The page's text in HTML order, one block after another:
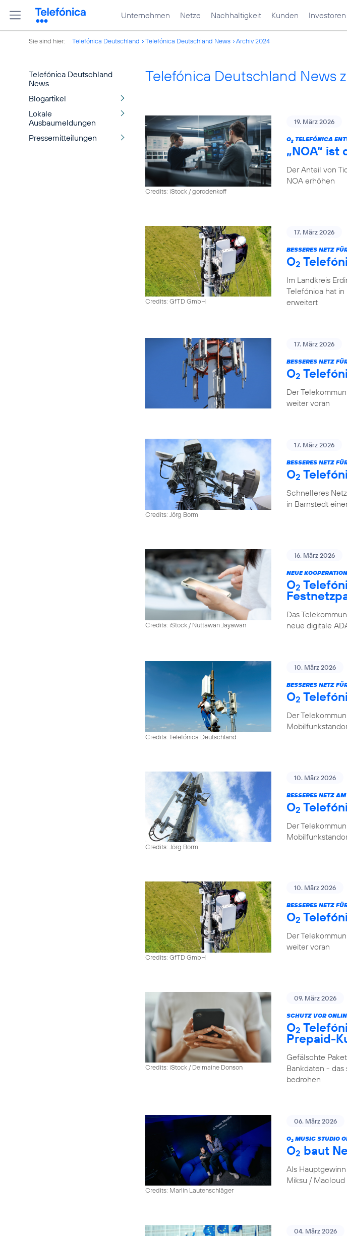
Unternehmen Netze Nachhaltigkeit Kunden Investoren
Sie sind hier: Telefónica Deutschland Telefónica Deutschland News Archiv 2024
Telefónica Deutschland
News
Blogartikel
Lokale
Ausbaumeldungen
Pressemitteilungen
Telefónica Deutschland News
Credits: iStock / gorodenkoff
19. März 2026
O2 TELEFÓNICA
„NOA“
Der Anteil von
NOA erhöhen
Credits: GfTD GmbH
17. März 2026
BESSERES NETZ
O2
Im Landkreis
Telefónica hat
erweitert
17. März 2026
BESSERES NETZ
O2
Der
weiter voran
Credits: Jörg Borm
17. März 2026
BESSERES NETZ
O2
Schnelleres
in Barnstedt
Credits: iStock / Nuttawan Jayawan
16. März 2026
NEUE KOOPERATION
O2
Das
neue digitale
Credits: Telefónica Deutschland
10. März 2026
BESSERES NETZ
O2
Der
Credits: Jörg Borm
10. März 2026
BESSERES NETZ
O2
Der
Credits: GfTD GmbH
10. März 2026
BESSERES NETZ
O2
Der
weiter voran
Credits: iStock / Delmaine Donson
09. März 2026
SCHUTZ VOR
O2
Prepaid-
Gefälschte
Bankdaten -
bedrohen
Credits: Marlin Lautenschläger
06. März 2026
O2 MUSIC STUDIO
O2 baut
Als
Miksu / Macloud
04. März 2026